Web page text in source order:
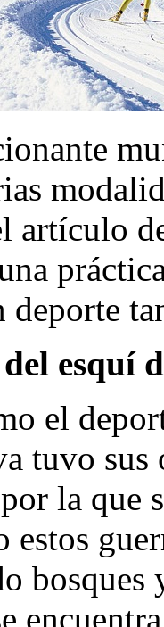
artículo
deporte
esquí
el
tuvo sus
la que